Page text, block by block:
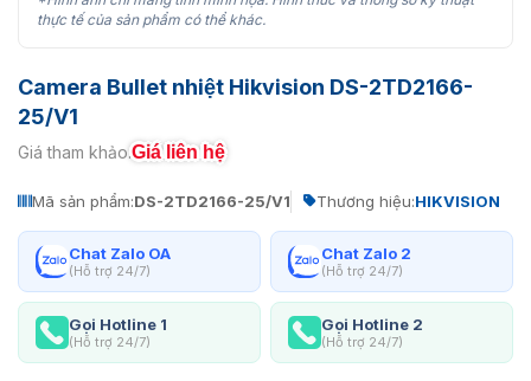
thực tế của sản phẩm có thể khác.
Camera Bullet nhiệt Hikvision DS-2TD2166-
25/V1
Giá tham khảo:Giá liên hệ
Mã sản phẩm:DS-2TD2166-25/V1 Thương hiệu:HIKVISION
Chat Zalo OA
(Hỗ trợ 24/7)
Chat Zalo 2
(Hỗ trợ 24/7)
Gọi Hotline 1
(Hỗ trợ 24/7)
Gọi Hotline 2
(Hỗ trợ 24/7)